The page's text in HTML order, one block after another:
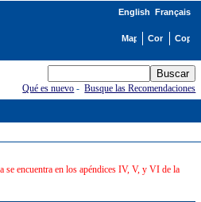
English Français
Qué es nuevo -Busque las Recomendaciones
encuentra en los apéndices IV, V, y VI de la